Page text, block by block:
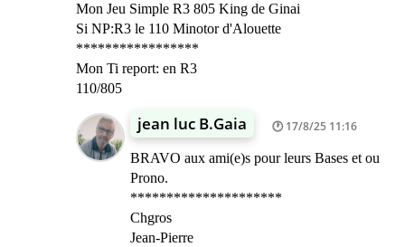
Mon Jeu Simple R3 805 King de Ginai
Si NP:R3 le 110 Minotor d'Alouette
*****************
Mon Ti report: en R3
110/805
jean luc B.Gaia 17/8/25 11:16
BRAVO aux ami(e)s pour leurs Bases et ou
Prono.
*********************
Chgros
Jean-Pierre